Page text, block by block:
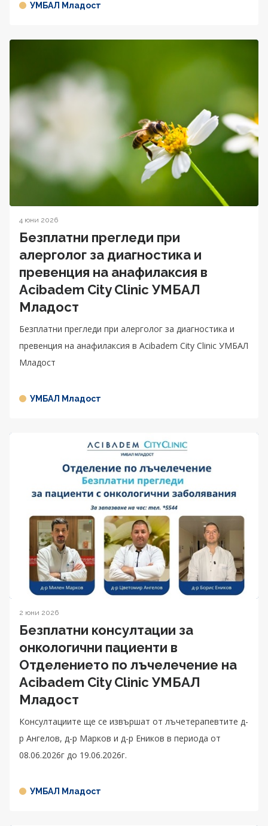
УМБАЛ Младост
4 юни 2026
Безплатни прегледи при
алерголог за диагностика и
превенция на анафилаксия в
Acibadem City Clinic УМБАЛ
Младост
Безплатни прегледи при алерголог за диагностика и
превенция на анафилаксия в Acibadem City Clinic УМБАЛ
Младост
УМБАЛ Младост
2 юни 2026
Безплатни консултации за
онкологични пациенти в
Отделението по лъчелечение на
Acibadem City Clinic УМБАЛ
Младост
Консултациите ще се извършат от лъчетерапевтите д-
р Ангелов, д-р Марков и д-р Еников в периода от
08.06.2026г до 19.06.2026г.
УМБАЛ Младост